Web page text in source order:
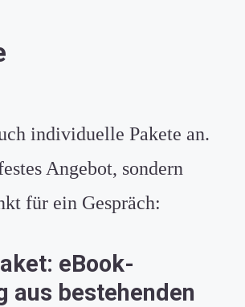
individuelle Pakete an.
Angebot, sondern
für ein Gespräch:
eBook-
aus bestehenden